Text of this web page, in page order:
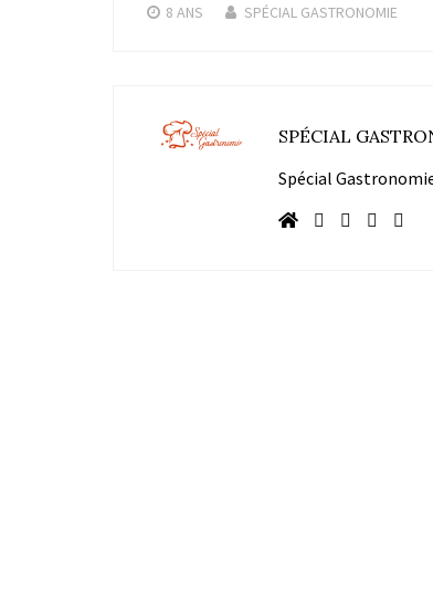
8 ANS SPÉCIAL GASTRONOMIE
SPÉCIAL
Spécial